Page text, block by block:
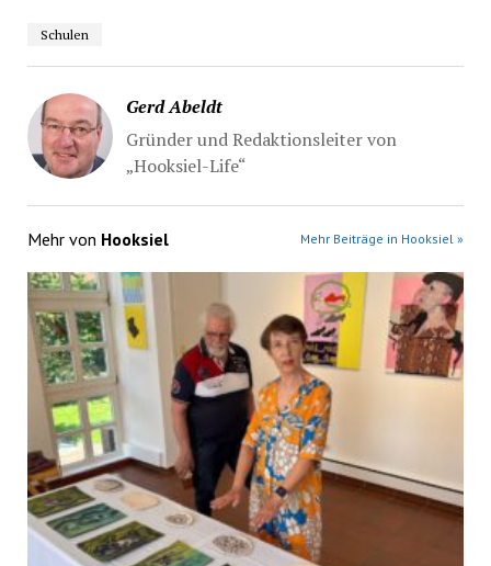
Schulen
Gerd Abeldt
Gründer und Redaktionsleiter von
„Hooksiel-Life“
Mehr von Hooksiel Mehr Beiträge in Hooksiel »